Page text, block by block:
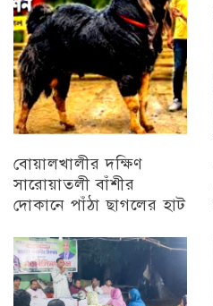
বোয়ালখালীর দক্ষিণ
সারোয়াতলী বাঁশীর
দোকানে পাঁঠা ছাগলের হাট